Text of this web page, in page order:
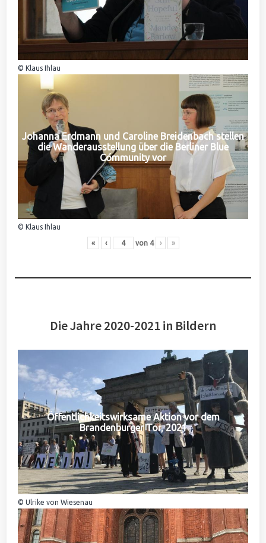
© Klaus Ihlau
Johanna Erdmann und Caroline Breidenbach stellen
die Wanderausstellung über die Berliner Blue
Community vor
© Klaus Ihlau
« ‹ von 4 › »
Die Jahre 2020-2021 in Bildern
Öffentlichkeitswirksame Aktion vor dem
Brandenburger Tor, 2021
© Ulrike von Wiesenau